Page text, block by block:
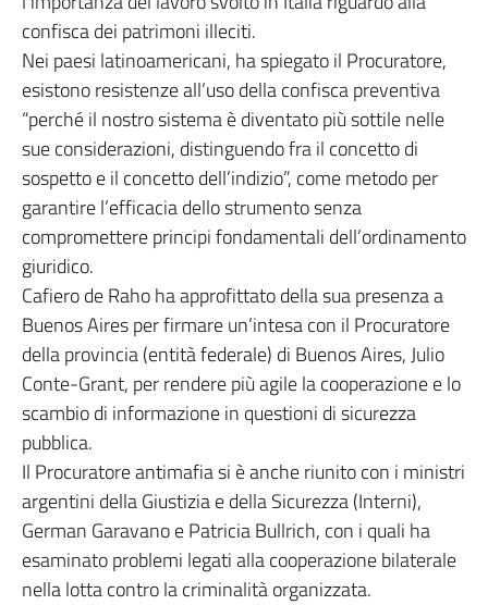
confisca dei patrimoni illeciti.
Nei paesi latinoamericani, ha spiegato il Procuratore,
esistono resistenze all’uso della confisca preventiva
“perché il nostro sistema è diventato più sottile nelle
sue considerazioni, distinguendo fra il concetto di
sospetto e il concetto dell’indizio”, come metodo per
garantire l’efficacia dello strumento senza
compromettere principi fondamentali dell’ordinamento
giuridico.
Cafiero de Raho ha approfittato della sua presenza a
Buenos Aires per firmare un’intesa con il Procuratore
della provincia (entità federale) di Buenos Aires, Julio
Conte-Grant, per rendere più agile la cooperazione e lo
scambio di informazione in questioni di sicurezza
pubblica.
Il Procuratore antimafia si è anche riunito con i ministri
argentini della Giustizia e della Sicurezza (Interni),
German Garavano e Patricia Bullrich, con i quali ha
esaminato problemi legati alla cooperazione bilaterale
nella lotta contro la criminalità organizzata.